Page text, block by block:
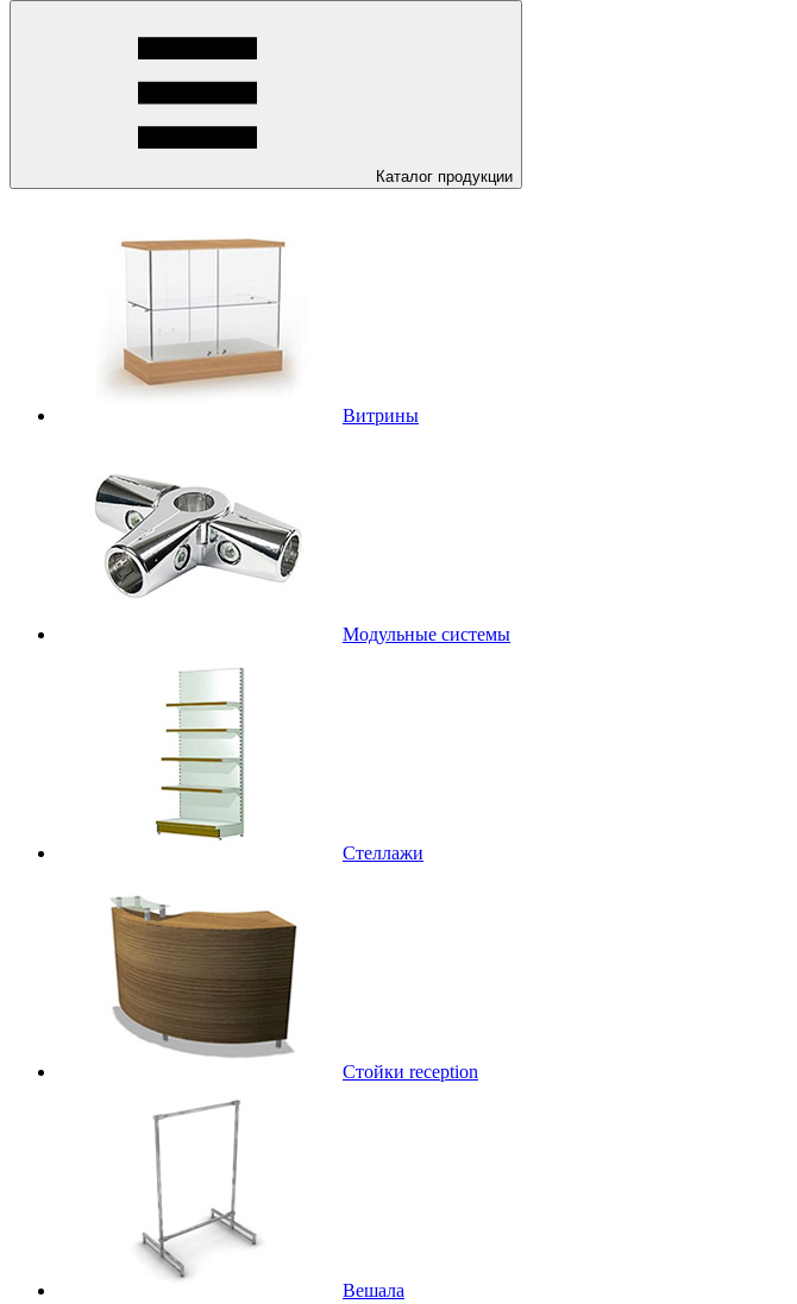
Каталог продукции
Витрины
Модульные системы
Стеллажи
Стойки reception
Вешала